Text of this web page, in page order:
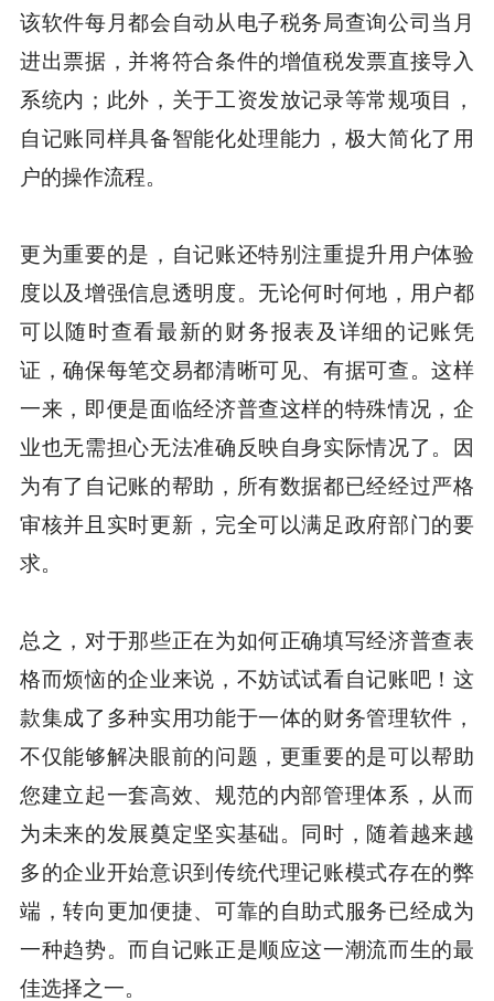
该软件每月都会自动从电子税务局查询公司当月
进出票据，并将符合条件的增值税发票直接导入
系统内；此外，关于工资发放记录等常规项目，
自记账同样具备智能化处理能力，极大简化了用
户的操作流程。
更为重要的是，自记账还特别注重提升用户体验
度以及增强信息透明度。无论何时何地，用户都
可以随时查看最新的财务报表及详细的记账凭
证，确保每笔交易都清晰可见、有据可查。这样
一来，即便是面临经济普查这样的特殊情况，企
业也无需担心无法准确反映自身实际情况了。因
为有了自记账的帮助，所有数据都已经经过严格
审核并且实时更新，完全可以满足政府部门的要
求。
总之，对于那些正在为如何正确填写经济普查表
格而烦恼的企业来说，不妨试试看自记账吧！这
款集成了多种实用功能于一体的财务管理软件，
不仅能够解决眼前的问题，更重要的是可以帮助
您建立起一套高效、规范的内部管理体系，从而
为未来的发展奠定坚实基础。同时，随着越来越
多的企业开始意识到传统代理记账模式存在的弊
端，转向更加便捷、可靠的自助式服务已经成为
一种趋势。而自记账正是顺应这一潮流而生的最
佳选择之一。